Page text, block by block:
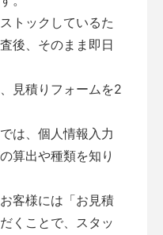
トックしているた
後、そのまま即日
見積りフォームを2
では、個人情報入力
算出や種類を知り
客様には「お見積
くことで、スタッ